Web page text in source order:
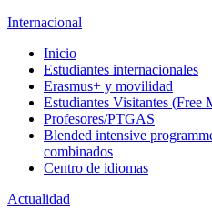
Internacional
Inicio
Estudiantes internacionales
Erasmus+ y movilidad
Estudiantes Visitantes (Free
Profesores/PTGAS
Blended intensive
combinados
Centro de idiomas
Actualidad